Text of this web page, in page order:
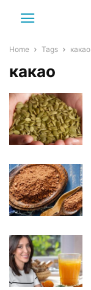
Home Tags какао
какао